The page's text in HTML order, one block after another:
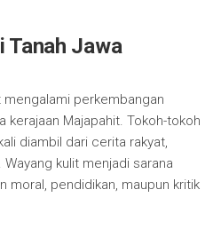
Tanah Jawa
mengalami perkembangan
kerajaan Majapahit. Tokoh-tokoh
diambil dari cerita rakyat,
kulit menjadi sarana
moral, pendidikan, maupun kritik